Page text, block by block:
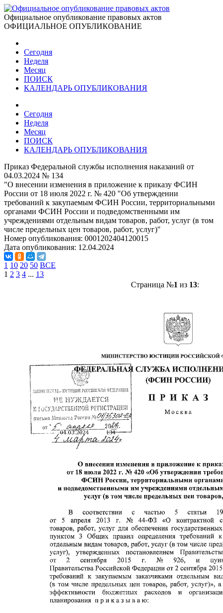
Официальное опубликование правовых актов
ОФИЦИАЛЬНОЕ ОПУБЛИКОВАНИЕ
Сегодня
Неделя
Месяц
ПОИСК
КАЛЕНДАРЬ ОПУБЛИКОВАНИЯ
Сегодня
Неделя
Месяц
ПОИСК
КАЛЕНДАРЬ ОПУБЛИКОВАНИЯ
Приказ Федеральной службы исполнения наказаний от
04.03.2024 № 134
"О внесении изменения в приложение к приказу ФСИН
России от 18 июля 2022 г. № 420 "Об утверждении
требований к закупаемым ФСИН России, территориальными
органами ФСИН России и подведомственными им
учреждениями отдельным видам товаров, работ, услуг (в том
числе предельных цен товаров, работ, услуг)"
Номер опубликования: 0001202404120015
Дата опубликования: 12.04.2024
1 10 20 50 ВСЕ
1 2 3 4 ... 13
Страница №1 из 13: